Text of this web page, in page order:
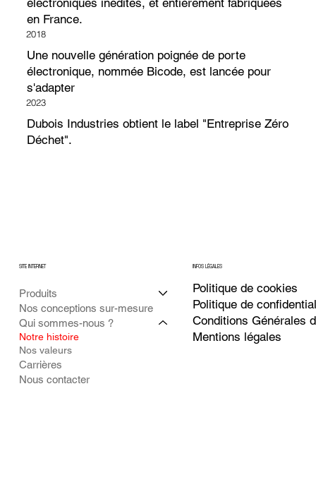
électroniques inédites, et entièrement fabriquées
en France.
Une nouvelle génération poignée de porte
électronique, nommée Bicode, est lancée pour
s'adapter
2018
Dubois Industries obtient le label "Entreprise Zéro
Déchet".
2023
Produits
Nos conceptions sur-mesure
Qui sommes-nous ?
Notre histoire
Nos valeurs
Carrières
Nous contacter
SITE INTERNET INFOS LÉGALES
Politique de cookies
Politique de
Conditions Générales
Mentions légales